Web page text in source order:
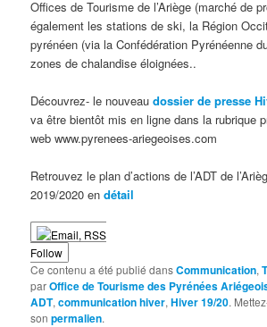
Offices de Tourisme de l’Ariège (marché de
également les stations de ski, la Région
pyrénéen (via la Confédération Pyrénéenne
zones de chalandise éloignées..
Découvrez- le nouveau dossier de presse
va être bientôt mis en ligne dans la rubrique
web www.pyrenees-ariegeoises.com
Retrouvez le plan d’actions de l’ADT de
2019/2020 endétail
Follow
Ce contenu a été publié dansCommunication,
parOffice de Tourisme des Pyrénées
ADT,communication hiver,Hiver 19/20.
sonpermalien.